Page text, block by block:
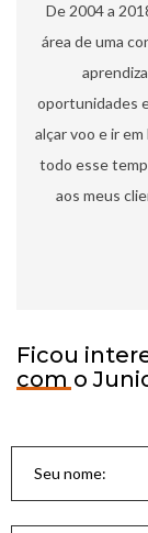
De 2004 a
área de uma
oportunidades
alçar voo e ir
todo esse
aos meus
Ficou
com o